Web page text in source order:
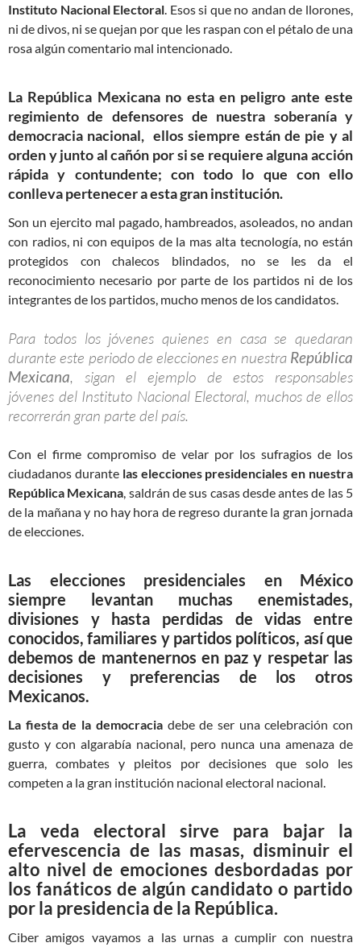
Instituto Nacional Electoral. Esos si que no andan de llorones,
ni de divos, ni se quejan por que les raspan con el pétalo de una
rosa algún comentario mal intencionado.
La República Mexicanano esta en peligro ante este
regimiento de defensores de nuestra soberanía y
democracia nacional, ellos siempre están de pie y al
orden y junto al cañón por si se requiere alguna acción
rápida y contundente; con todo lo que con ello
conlleva pertenecer a esta gran institución.
Son un ejercito mal pagado, hambreados, asoleados, no andan
con radios, ni con equipos de la mas alta tecnología, no están
protegidos con chalecos blindados, no se les da el
reconocimiento necesario por parte de los partidos ni de los
integrantes de los partidos, mucho menos de los candidatos.
Para todos los jóvenes quienes en casa se quedaran
durante este periodo de elecciones en nuestra República
Mexicana, sigan el ejemplo de estos responsables
jóvenes del Instituto Nacional Electoral, muchos de ellos
recorrerán gran parte del país.
Con el firme compromiso de velar por los sufragios de los
ciudadanos durante las elecciones presidenciales en nuestra
República Mexicana, saldrán de sus casas desde antes de las 5
de la mañana y no hay hora de regreso durante la gran jornada
de elecciones.
Las elecciones presidenciales en México
siempre levantan muchas enemistades,
divisiones y hasta perdidas de vidas entre
conocidos, familiares y partidos políticos, así que
debemos de mantenernos en paz y respetar las
decisiones y preferencias de los otros
Mexicanos.
La fiesta de la democraciadebe de ser una celebración con
gusto y con algarabía nacional, pero nunca una amenaza de
guerra, combates y pleitos por decisiones que solo les
competen a la gran institución nacional electoral nacional.
La veda electoral sirve para bajar la
efervescencia de las masas, disminuir el
alto nivel de emociones desbordadas por
los fanáticos de algún candidato o partido
por la presidencia de la República.
Ciber amigos vayamos a las urnas a cumplir con nuestra